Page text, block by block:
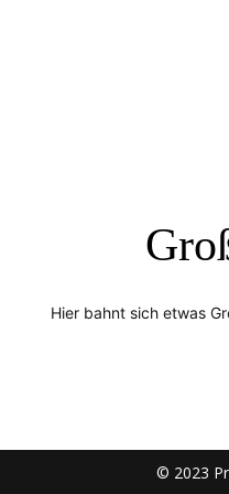
Hier bahnt sich etwas
© 2023